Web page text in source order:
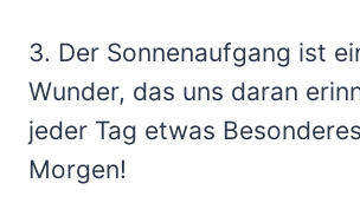
3. Der Sonnenaufgang ist
Wunder, das uns daran
jeder Tag etwas
Morgen!